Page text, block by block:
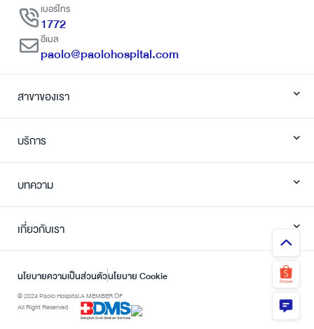
เบอร์โทร
1772
อีเมล
paolo@paolohospital.com
สาขาของเรา
บริการ
บทความ
เกี่ยวกับเรา
นโยบายความเป็นส่วนตัวนโยบาย Cookie
© 2024 Paolo Hospital.
All Right Reserved
A MEMBER OF